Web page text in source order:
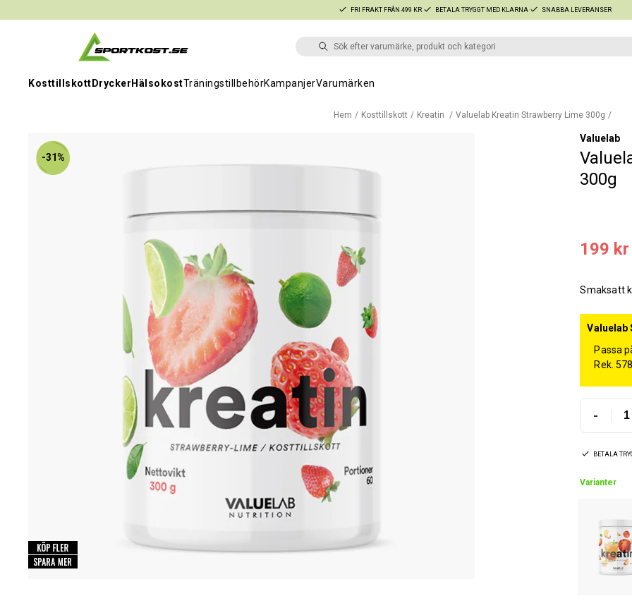
FRI FRAKT FRÅN 499 KR BETALA TRYGGT MED KLARNA SNABBA LEVERANSER
KosttillskottDryckerHälsokostTräningstillbehörKampanjerVarumärken
Hem Kosttillskott Kreatin Valuelab Kreatin Strawberry Lime 300g
-31%
Valuelab
300g
199 kr
Smaksatt
Valuelab
Passa
Rek.
-
BETALA
Varianter